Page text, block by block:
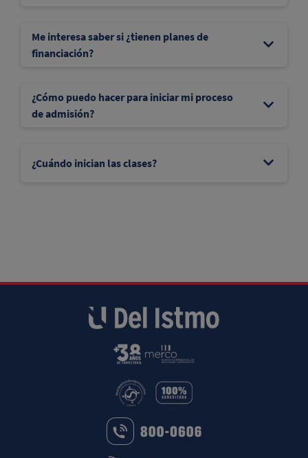
Me interesa saber si ¿tienen planes de
financiación?
¿Cómo puedo hacer para iniciar mi proceso
de admisión?
¿Cuándo inician las clases?